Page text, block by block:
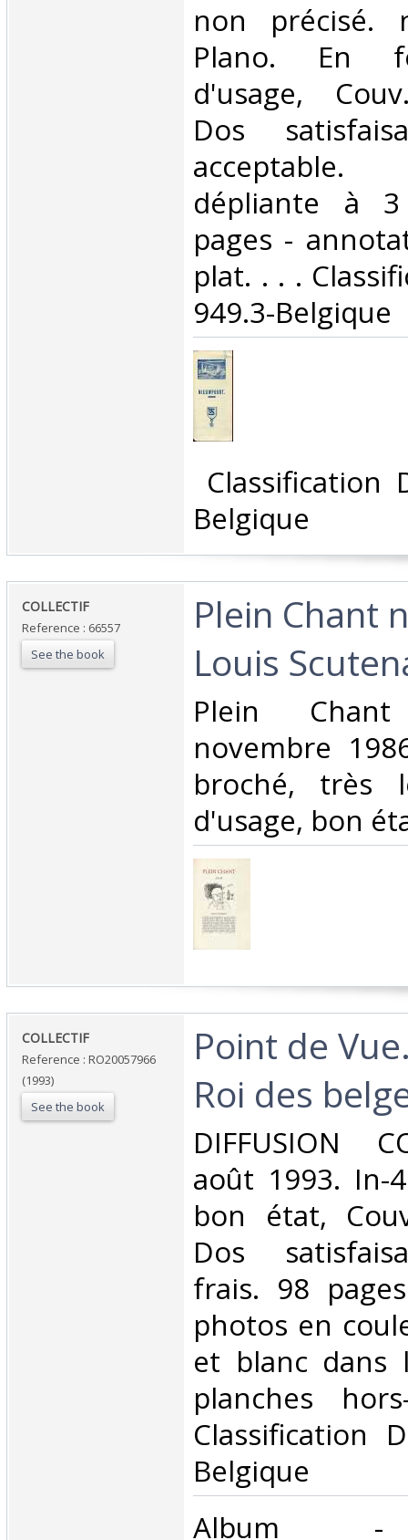
‎non précisé.
Plano. En
d'usage,
Dos
dépliante à
pages -
plat. . . .
949.3-Belgique‎
Classification
Belgique‎
‎COLLECTIF‎
Reference : 66557
See the book
‎Plein Chant
Louis
‎Plein
novembre
broché, très
d'usage, bon
‎COLLECTIF‎
Reference : RO20057966
(1993)
See the book
‎Point de
Roi des
‎DIFFUSION
août 1993. In-
bon état,
Dos
frais. 98
photos en
et blanc
planches
Classification
Belgique‎
‎Album -